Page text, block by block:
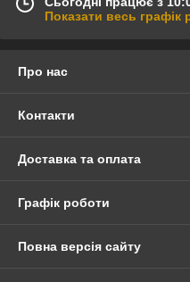
Показати весь графік
Про нас
Контакти
Доставка та оплата
Графік роботи
Повна версія сайту